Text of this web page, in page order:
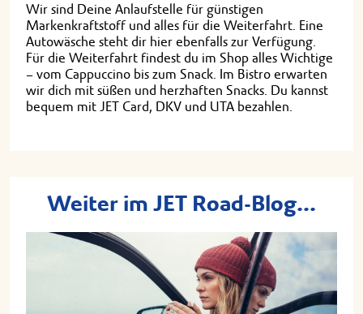
Wir sind Deine Anlaufstelle für günstigen
Markenkraftstoff und alles für die Weiterfahrt. Eine
Autowäsche steht dir hier ebenfalls zur Verfügung.
Für die Weiterfahrt findest du im Shop alles Wichtige
– vom Cappuccino bis zum Snack. Im Bistro erwarten
wir dich mit süßen und herzhaften Snacks. Du kannst
bequem mit JET Card, DKV und UTA bezahlen.
Weiter im JET Road-Blog...